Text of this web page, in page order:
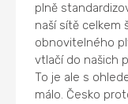
plně
naší sítě celkem
obnovitelného
vtlačí do našich
To je ale s
málo. Česko